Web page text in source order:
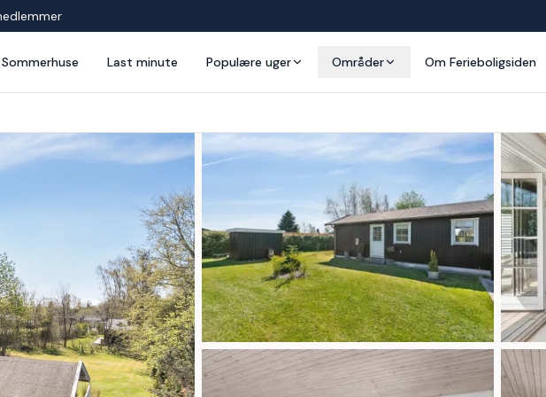
Sommerhuse Last minute Populære uger Områder Om Ferieboligsiden